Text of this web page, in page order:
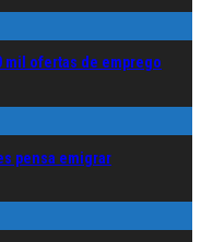
mil ofertas de emprego
pensa emigrar